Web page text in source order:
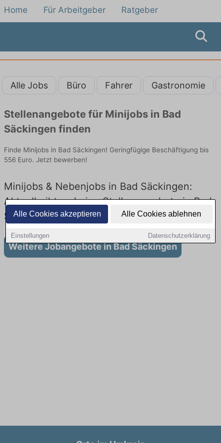
Alle Cookies akzeptieren Alle Cookies ablehnen
Einstellungen Datenschutzerklärung
Home Für Arbeitgeber Ratgeber
Alle Jobs Büro Fahrer Gastronomie
Stellenangebote für Minijobs in Bad
Säckingen finden
Finde Minijobs in Bad Säckingen! Geringfügige Beschäftigung bis
556 Euro. Jetzt bewerben!
Minijobs & Nebenjobs in Bad Säckingen:
Aktuell gibt es keine Stellenangebote in Bad
Säckingen
Weitere Jobangebote in Bad Säckingen